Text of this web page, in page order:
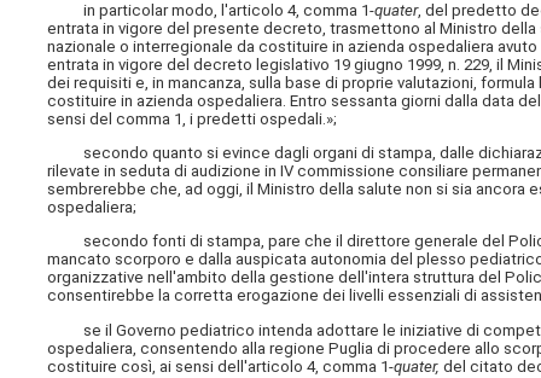
in particolar modo, l'articolo 4, comma 1-quater, del predetto
entrata in vigore del presente decreto, trasmettono al Ministro
nazionale o interregionale da costituire in azienda ospedaliera
entrata in vigore del decreto legislativo 19 giugno 1999, n. 229, il
dei requisiti e, in mancanza, sulla base di proprie valutazioni,
costituire in azienda ospedaliera. Entro sessanta giorni dalla data
sensi del comma 1, i predetti ospedali.»;
secondo quanto si evince dagli organi di stampa, dalle
rilevate in seduta di audizione in IV commissione consiliare
sembrerebbe che, ad oggi, il Ministro della salute non si sia
ospedaliera;
secondo fonti di stampa, pare che il direttore generale del
mancato scorporo e dalla auspicata autonomia del plesso
organizzative nell'ambito della gestione dell'intera struttura del
consentirebbe la corretta erogazione dei livelli essenziali di
se il Governo pediatrico intenda adottare le iniziative di
ospedaliera, consentendo alla regione Puglia di procedere allo
costituire così, ai sensi dell'articolo 4, comma 1-quater,del citato